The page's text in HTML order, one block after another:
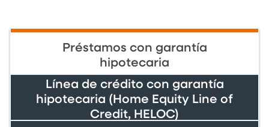
Préstamos con garantía
hipotecaria
Línea de crédito con garantía
hipotecaria (Home Equity Line of
Credit, HELOC)